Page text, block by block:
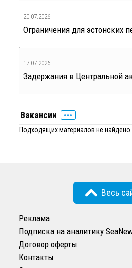
20.07.2026
Ограничения для эстонских
17.07.2026
Задержания в Центральной
Вакансии
Подходящих материалов не найдено
Весь
Реклама
Подписка на аналитику
Договор оферты
Контакты